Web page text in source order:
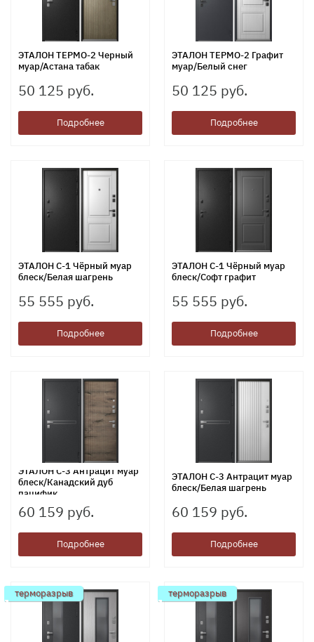
ЭТАЛОН ТЕРМО-2 Черный
муар/Астана табак
50 125 руб.
Подробнее
ЭТАЛОН ТЕРМО-2 Графит
муар/Белый снег
50 125 руб.
Подробнее
ЭТАЛОН С-1 Чёрный муар
блеск/Белая шагрень
55 555 руб.
Подробнее
ЭТАЛОН С-1 Чёрный муар
блеск/Софт графит
55 555 руб.
Подробнее
ЭТАЛОН С-3 Антрацит муар
блеск/Канадский дуб
пацифик
60 159 руб.
Подробнее
ЭТАЛОН С-3 Антрацит муар
блеск/Белая шагрень
60 159 руб.
Подробнее
терморазрыв терморазрыв